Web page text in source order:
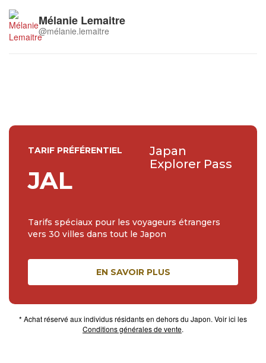
Mélanie Lemaitre
@mélanie.lemaitre
TARIF PRÉFÉRENTIEL
JAL
Japan
Explorer Pass
Tarifs spéciaux pour les voyageurs étrangers
vers 30 villes dans tout le Japon
EN SAVOIR PLUS
* Achat réservé aux individus résidants en dehors du Japon. Voir ici les
Conditions générales de vente.